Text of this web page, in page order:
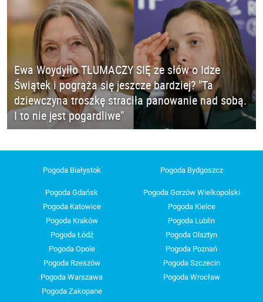
Ewa Woydyłło TŁUMACZY SIĘ ze słów o Idze
Świątek i pogrąża się jeszcze bardziej? "Ta
dziewczyna troszkę straciła panowanie nad sobą.
I to nie jest pogardliwe"
Pogoda Białystok Pogoda Bydgoszcz
Pogoda Gdańsk
Pogoda Gorzów Wielkopolski
Pogoda Katowice
Pogoda Kielce
Pogoda Kraków
Pogoda Lublin
Pogoda Łódź
Pogoda Olsztyn
Pogoda Opole
Pogoda Poznań
Pogoda Rzeszów
Pogoda Szczecin
Pogoda Warszawa
Pogoda Wrocław
Pogoda Zakopane